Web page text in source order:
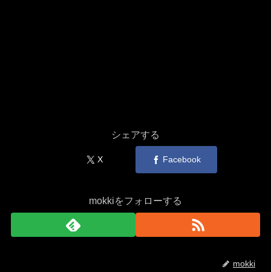
シェアする
X Facebook
mokkiをフォローする
mokki